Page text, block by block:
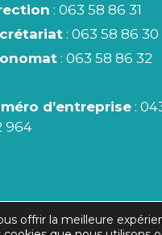
: 063 58 86 31
: 063 58 86 30
: 063 58 86 32
d’entreprise :
964
SPRL/ modifications,
offrir la meilleure